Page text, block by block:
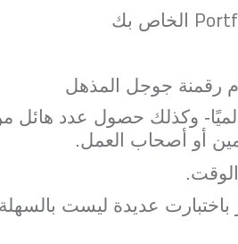
الخاص بك
جوجل المذهل
وكذلك حصول عدد هائل
أو أصحاب العمل.
عديدة ليست